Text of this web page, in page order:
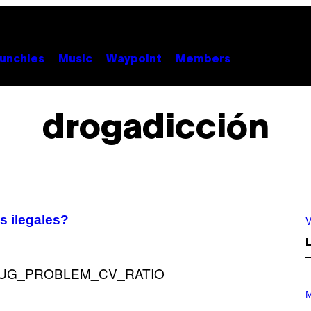
Music Waypoint Members
drogadicción
ilegales?
H